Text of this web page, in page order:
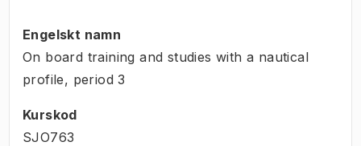
Engelskt namn
On board training and studies with a nautical
profile, period 3
Kurskod
SJO763